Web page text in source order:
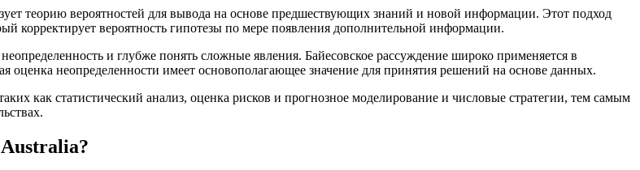
теорию вероятностей для вывода на основе предшествующих знаний и новой информации. Этот подход
корректирует вероятность гипотезы по мере появления дополнительной информации.
и глубже понять сложные явления. Байесовское рассуждение широко применяется в
оценка неопределенности имеет основополагающее значение для принятия решений на основе данных.
как статистический анализ, оценка рисков и прогнозное моделирование и числовые стратегии, тем самым
Australia?